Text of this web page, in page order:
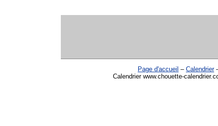
Page d'accueil – Calendrier
Calendrier www.chouette-